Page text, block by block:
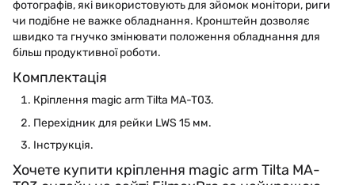
фотографів, які використовують для зйомок монітори, риги
чи подібне не важке обладнання. Кронштейн дозволяє
швидко та гнучко змінювати положення обладнання для
більш продуктивної роботи.
Комплектація
Кріплення magic arm Tilta MA-T03.
Перехідник для рейки LWS 15 мм.
Інструкція.
Хочете купити кріплення magic arm Tilta MA-